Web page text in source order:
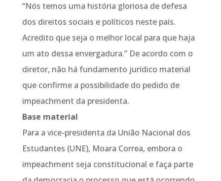
“Nós temos uma história gloriosa de defesa
dos direitos sociais e políticos neste país.
Acredito que seja o melhor local para que haja
um ato dessa envergadura.” De acordo com o
diretor, não há fundamento jurídico material
que confirme a possibilidade do pedido de
impeachment da presidenta.
Base material
Para a vice-presidenta da União Nacional dos
Estudantes (UNE), Moara Correa, embora o
impeachment seja constitucional e faça parte